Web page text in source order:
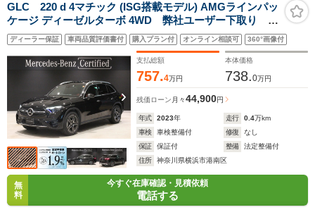
GLC 220 d 4マチック (ISG搭載モデル) AMGラインパッ
ケージ ディーゼルターボ 4WD 弊社ユーザー下取り 法
人ワンオーナー車 認定中古車保証2年 AMGレザーエ
クスクルーシブパッケージ パノラミックスライディン
グルーフ ドライバースパッケージ アンビエントライ
ディーラー保証 車両品質評価書付 購入プラン付 オンライン相談可 360°画像付
支払総額
757.4万円
本体価格
738.0万円
残価ローン 月々44,900円
年式 2023年 走行 0.4万km
車検
車検整備付 修復
なし
保証
保証付 整備
法定整備付
住所
神奈川県横浜市港南区
無
料
今すぐ在庫確認・見積依頼
電話する